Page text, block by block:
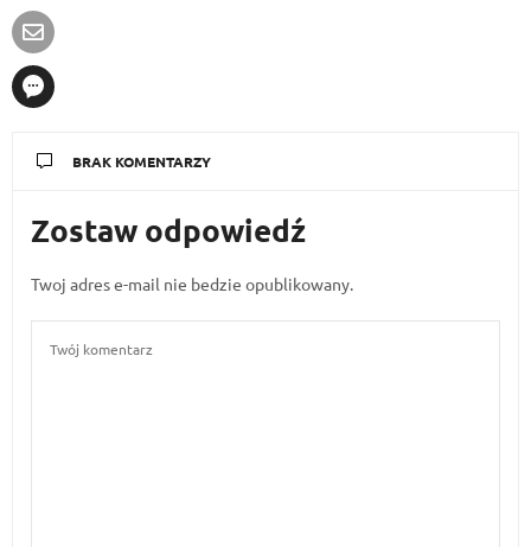
BRAK KOMENTARZY
Zostaw odpowiedź
Twoj adres e-mail nie bedzie opublikowany.